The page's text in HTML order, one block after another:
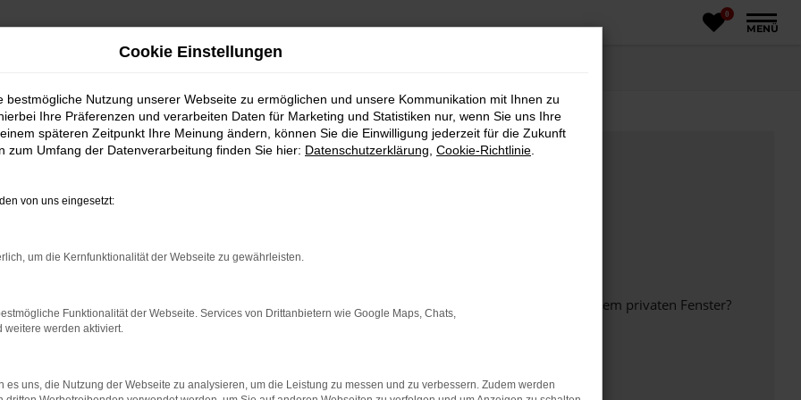
0
MENÜ
bestimmter Seiten verhindern. Funktioniert die Seite in einem anderen Browser oder in einem privaten Fenster?
beheben.
auf dem neuesten Stand sind.
kann auch dazu führen, dass bestimmte Funktionen nicht mehr unterstützt werden.
Cookie Einstellungen
bestmögliche Nutzung unserer Webseite zu ermöglichen und unsere Kommunikation mit Ihnen zu
Ihre Präferenzen und verarbeiten Daten für Marketing und Statistiken nur, wenn Sie uns Ihre
späteren Zeitpunkt Ihre Meinung ändern, können Sie die Einwilligung jederzeit für die Zukunft
zum Umfang der Datenverarbeitung finden Sie hier: Datenschutzerklärung Cookie-Richtlinie
von uns eingesetzt:
um die Kernfunktionalität der Webseite zu gewährleisten.
Funktionalität der Webseite. Services von Drittanbietern wie Google Maps, Chats,
weitere werden aktiviert.
es uns, die Nutzung der Webseite zu analysieren, um die Leistung zu messen und zu verbessern. Zudem werden